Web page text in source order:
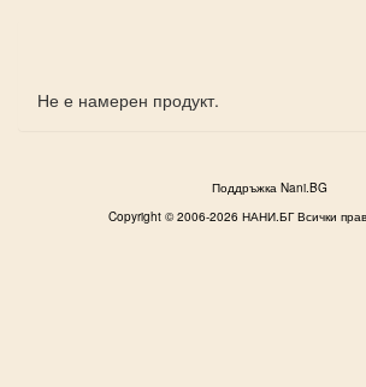
Не е намерен продукт.
Поддръжка Nani.BG
Copyright © 2006-2026 НАНИ.БГ Всички